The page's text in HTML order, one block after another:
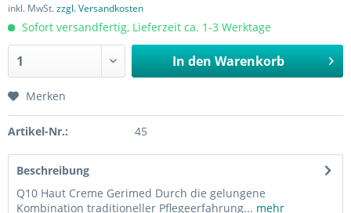
inkl. MwSt.zzgl. Versandkosten
Sofort versandfertig, Lieferzeit ca. 1-3 Werktage
In den Warenkorb
Merken
Artikel-Nr.: 45
Beschreibung
Q10 Haut Creme Gerimed Durch die gelungene
Kombination traditioneller Pflegeerfahrung... mehr